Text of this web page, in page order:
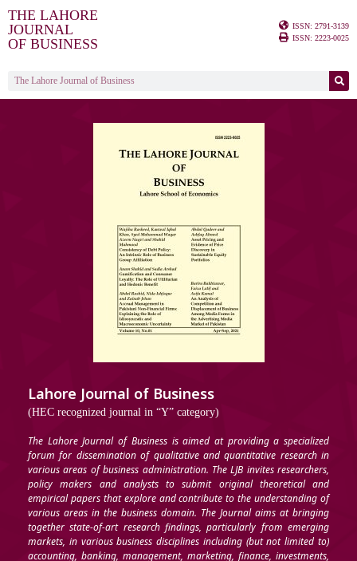
THE LAHORE
JOURNAL
OF BUSINESS
ISSN: 2791-3139
ISSN: 2223-0025
Lahore Journal of Business
(HEC recognized journal in “Y” category)
The Lahore Journal of Business is aimed at providing a specialized
forum for dissemination of qualitative and quantitative research in
various areas of business administration. The LJB invites researchers,
policy makers and analysts to submit original theoretical and
empirical papers that explore and contribute to the understanding of
various areas in the business domain. The Journal aims at bringing
together state-of-art research findings, particularly from emerging
markets, in various business disciplines including (but not limited to)
accounting, banking, management, marketing, finance, investments,